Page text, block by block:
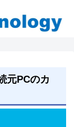
元PCのカ